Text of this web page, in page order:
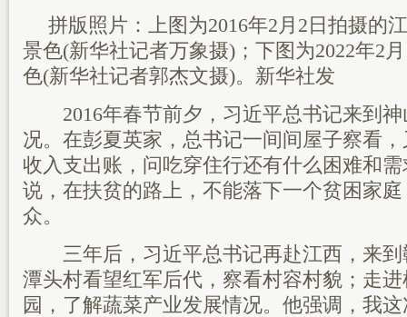
拼版照片：上图为2016年2月2日拍摄的
景色(新华社记者万象摄)；下图为2022年2
色(新华社记者郭杰文摄)。新华社发
2016年春节前夕，习近平总书记来到神
况。在彭夏英家，总书记一间间屋子察看
收入支出账，问吃穿住行还有什么困难和
说，在扶贫的路上，不能落下一个贫困家
众。
三年后，习近平总书记再赴江西，来到
潭头村看望红军后代，察看村容村貌；走
园，了解蔬菜产业发展情况。他强调，我